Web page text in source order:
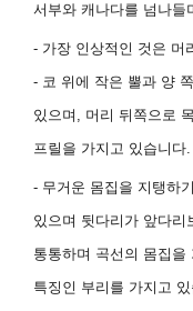
서부와 캐나다를 넘나들
- 가장 인상적인 것은 머
- 코 위에 작은 뿔과 양
있으며 , 머리 뒤쪽으로
프릴을 가지고 있습니다.
- 무거운 몸집을 지탱하
있으며 뒷다리가 앞다
통통하며 곡선의 몸집을
특징인 부리를 가지고